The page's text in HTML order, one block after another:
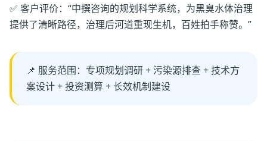
✅ 客户评价：“中撰咨询的规划科学系统，为黑臭水体治理
提供了清晰路径，治理后河道重现生机，百姓拍手称赞。”
📌 服务范围：专项规划调研 + 污染源排查 + 技术方
案设计 + 投资测算 + 长效机制建设